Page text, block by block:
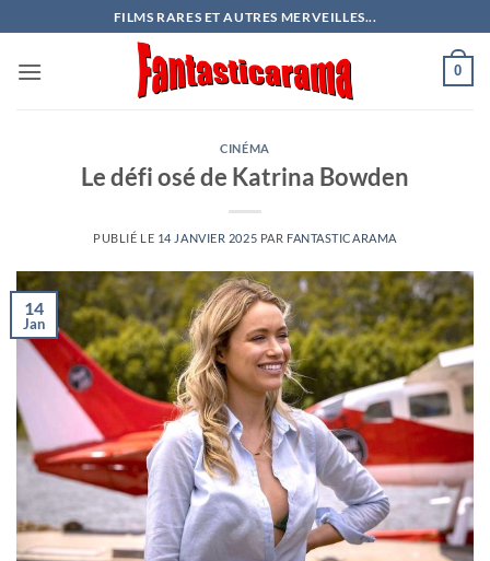
au
contenu
FILMS RARES ET AUTRES MERVEILLES...
0
CINÉMA
Le défi osé de Katrina Bowden
PUBLIÉ LE 14 JANVIER 2025 PAR FANTASTICARAMA
14
Jan